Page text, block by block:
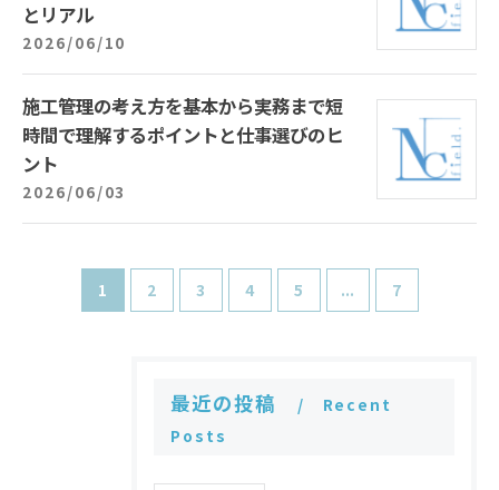
とリアル
2026/06/10
施工管理の考え方を基本から実務まで短
時間で理解するポイントと仕事選びのヒ
ント
2026/06/03
1 2 3 4 5 ... 7
最近の投稿
Recent
Posts